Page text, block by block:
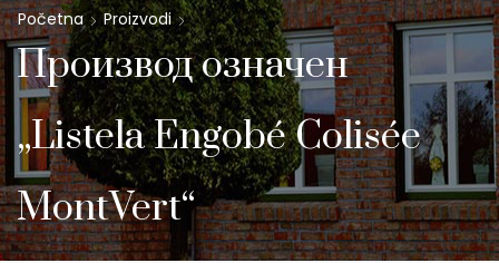
Početna Proizvodi
Производ oзначен
„Listela Engobé Colisée
MontVert“